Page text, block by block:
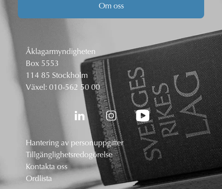
Om oss
Åklagarmyndigheten
Box 5553
114 85 Stockholm
Växel: 010-562 50 00
Hantering av personuppgifter
Tillgänglighetsredogörelse
Kontakta oss
Ordlista